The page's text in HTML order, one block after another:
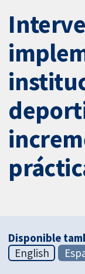
Disponible
English